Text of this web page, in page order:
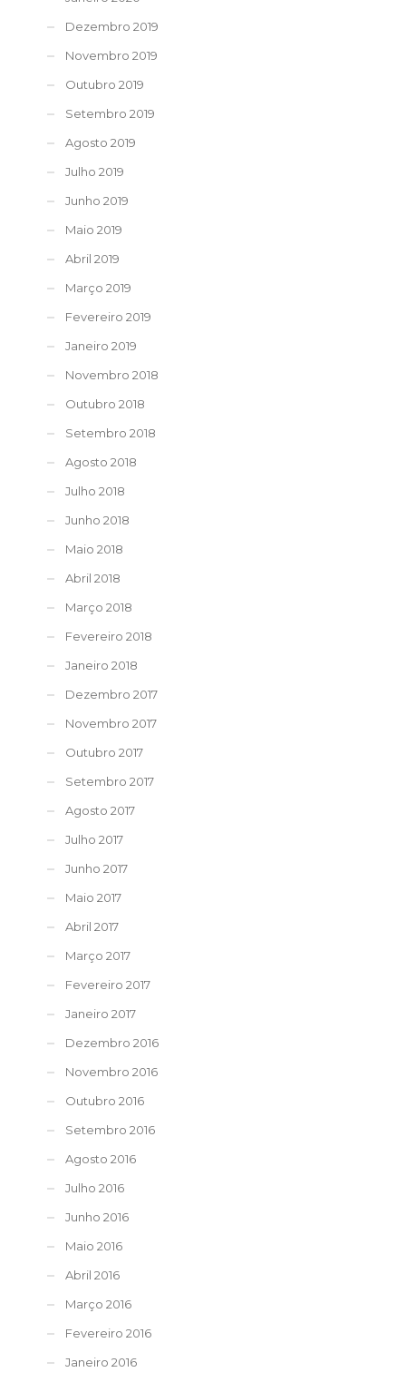
Dezembro 2019
Novembro 2019
Outubro 2019
Setembro 2019
Agosto 2019
Julho 2019
Junho 2019
Maio 2019
Abril 2019
Março 2019
Fevereiro 2019
Janeiro 2019
Novembro 2018
Outubro 2018
Setembro 2018
Agosto 2018
Julho 2018
Junho 2018
Maio 2018
Abril 2018
Março 2018
Fevereiro 2018
Janeiro 2018
Dezembro 2017
Novembro 2017
Outubro 2017
Setembro 2017
Agosto 2017
Julho 2017
Junho 2017
Maio 2017
Abril 2017
Março 2017
Fevereiro 2017
Janeiro 2017
Dezembro 2016
Novembro 2016
Outubro 2016
Setembro 2016
Agosto 2016
Julho 2016
Junho 2016
Maio 2016
Abril 2016
Março 2016
Fevereiro 2016
Janeiro 2016